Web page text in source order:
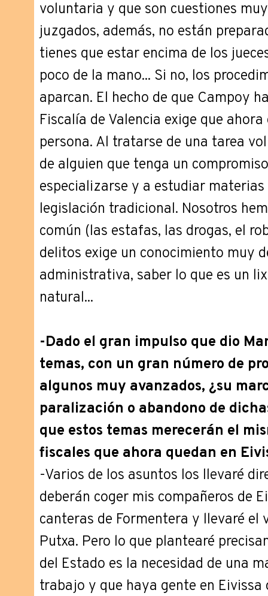
voluntaria y que son cuestiones
juzgados, además, no están
tienes que estar encima de los
poco de la mano... Si no, los
aparcan. El hecho de que Campoy
Fiscalía de Valencia exige que
persona. Al tratarse de una tarea
de alguien que tenga un
especializarse y a estudiar
legislación tradicional. Nosotros
común (las estafas, las drogas, el
delitos exige un conocimiento muy
administrativa, saber lo que es un
natural...
-Dado el gran impulso que dio
temas, con un gran número de
algunos muy avanzados, ¿su
paralización o abandono de
que estos temas merecerán el
fiscales que ahora quedan en
-Varios de los asuntos los llevaré
deberán coger mis compañeros de
canteras de Formentera y llevaré el
Putxa. Pero lo que plantearé
del Estado es la necesidad de una
trabajo y que haya gente en Eivissa